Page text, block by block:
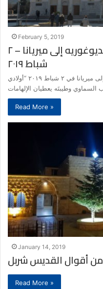
February 5, 2019
رسالة مريم العذراء في مديوغوريه إلى ميريانا – ٢
شباط ٢٠١٩
رسالة مريم العذراء في مديوغوريه إلى ميريانا في ٢ شباط ٢٠١٩ “أولادي
Read More »
January 14, 2019
من أقوال القديس شربل
Read More »